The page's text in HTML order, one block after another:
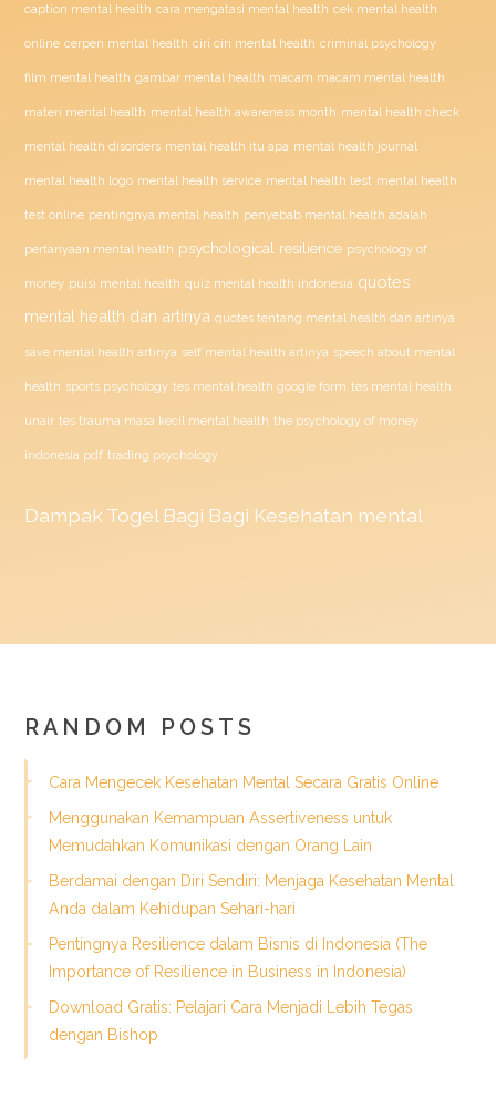
caption mental health cara mengatasi mental health cek mental health
online cerpen mental health ciri ciri mental health criminal psychology
film mental health gambar mental health macam macam mental health
materi mental health mental health awareness month mental health check
mental health disorders mental health itu apa mental health journal
mental health logo mental health service mental health test mental health
test online pentingnya mental health penyebab mental health adalah
pertanyaan mental health psychological resilience psychology of
money puisi mental health quiz mental health indonesia quotes
mental health dan artinya quotes tentang mental health dan artinya
save mental health artinya self mental health artinya speech about mental
health sports psychology tes mental health google form tes mental health
unair tes trauma masa kecil mental health the psychology of money
indonesia pdf trading psychology
Dampak Togel Bagi Bagi Kesehatan mental
RANDOM POSTS
Cara Mengecek Kesehatan Mental Secara Gratis Online
Menggunakan Kemampuan Assertiveness untuk
Memudahkan Komunikasi dengan Orang Lain
Berdamai dengan Diri Sendiri: Menjaga Kesehatan Mental
Anda dalam Kehidupan Sehari-hari
Pentingnya Resilience dalam Bisnis di Indonesia (The
Importance of Resilience in Business in Indonesia)
Download Gratis: Pelajari Cara Menjadi Lebih Tegas
dengan Bishop